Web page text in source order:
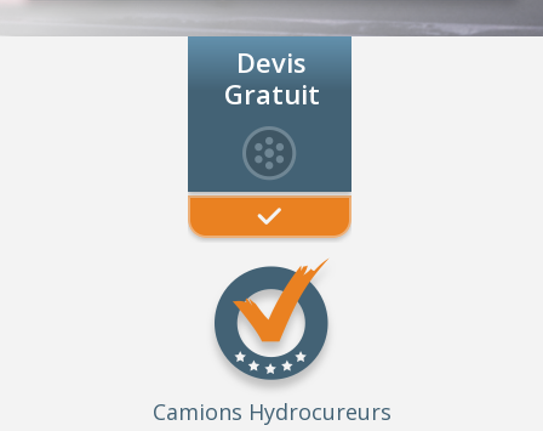
Devis
Gratuit
Camions Hydrocureurs